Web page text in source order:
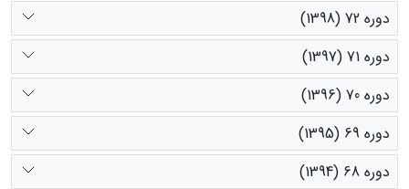
دوره 72 (1398)
دوره 71 (1397)
دوره 70 (1396)
دوره 69 (1395)
دوره 68 (1394)